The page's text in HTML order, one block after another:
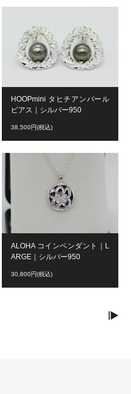
HOOPmini タヒチアンパール
ピアス｜シルバー950
38,500円(税込)
ALOHA コインペンダント｜L
ARGE｜シルバー950
30,800円(税込)